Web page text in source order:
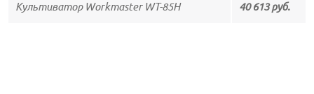
Культиватор Workmaster WT-85H 40 613 руб.